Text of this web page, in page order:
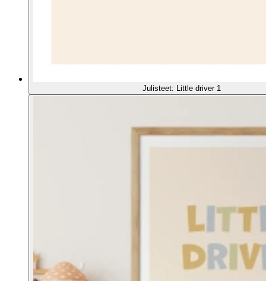
Julisteet: Little driver 1